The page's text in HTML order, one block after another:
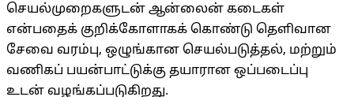
செயல்முறைகளுடன் ஆன்லைன் கடைகள்
என்பதைக் குறிக்கோளாகக் கொண்டு தெளிவான
சேவை வரம்பு, ஒழுங்கான செயல்படுத்தல், மற்றும்
வணிகப் பயன்பாட்டுக்கு தயாரான ஒப்படைப்பு
உடன் வழங்கப்படுகிறது.